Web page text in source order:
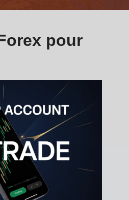
pour